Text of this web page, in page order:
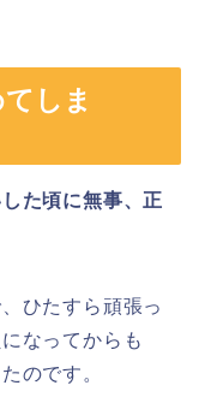
しま
た頃に無事、正
ひたすら頑張っ
なってからも
のです。